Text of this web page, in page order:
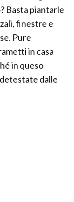
Basta piantarle
finestre e
Pure
in casa
in queso
dalle